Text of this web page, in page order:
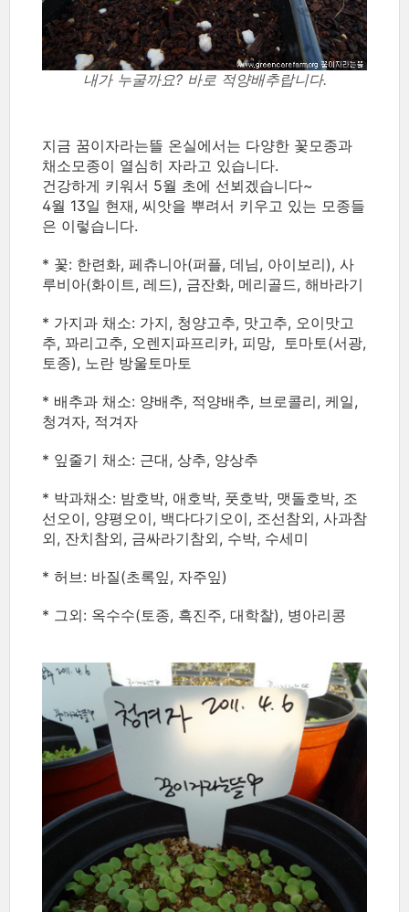
내가 누굴까요? 바로 적양배추랍니다.
지금 꿈이자라는뜰 온실에서는 다양한 꽃모종과
채소모종이 열심히 자라고 있습니다.
건강하게 키워서 5월 초에 선뵈겠습니다~
4월 13일 현재, 씨앗을 뿌려서 키우고 있는 모종들
은 이렇습니다.
* 꽃: 한련화, 페츄니아(퍼플, 데님, 아이보리), 사
루비아(화이트, 레드), 금잔화, 메리골드, 해바라기
* 가지과 채소: 가지, 청양고추, 맛고추, 오이맛고
추, 꽈리고추, 오렌지파프리카, 피망, 토마토(서광,
토종), 노란 방울토마토
* 배추과 채소: 양배추, 적양배추, 브로콜리, 케일,
청겨자, 적겨자
* 잎줄기 채소: 근대, 상추, 양상추
* 박과채소: 밤호박, 애호박, 풋호박, 맷돌호박, 조
선오이, 양평오이, 백다다기오이, 조선참외, 사과참
외, 잔치참외, 금싸라기참외, 수박, 수세미
* 허브: 바질(초록잎, 자주잎)
* 그외: 옥수수(토종, 흑진주, 대학찰), 병아리콩